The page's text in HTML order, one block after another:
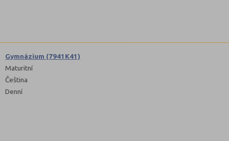
Gymnázium (7941K41)
Maturitní
Čeština
Denní